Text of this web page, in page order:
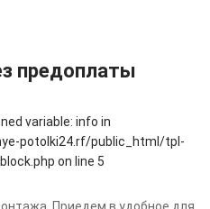
предоплаты
Приедем в удобное для